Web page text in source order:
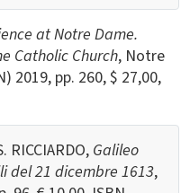
at Notre Dame.
Catholic Church, Notre
2019, pp. 260, $ 27,00,
RICCIARDO, Galileo
del 21 dicembre 1613,